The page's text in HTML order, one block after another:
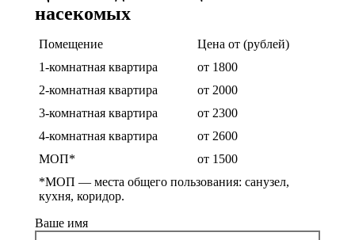
насекомых
Помещение
Цена от (рублей)
1-комнатная квартира
от 1800
2-комнатная квартира
от 2000
3-комнатная квартира
от 2300
4-комнатная квартира
от 2600
МОП*
от 1500
*МОП — места общего пользования: санузел,
кухня, коридор.
Ваше имя